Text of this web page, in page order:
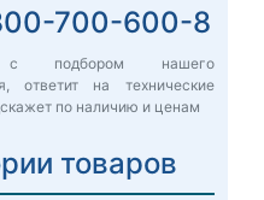
700-600-8
с подбором нашего
ответит на технические
по наличию и ценам
товаров